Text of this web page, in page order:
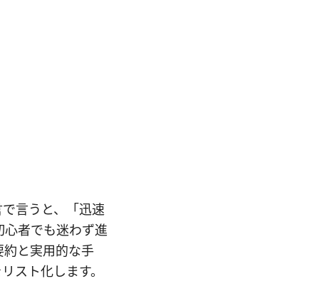
言うと、「迅速
者でも迷わず進
約と実用的な手
スト化します。